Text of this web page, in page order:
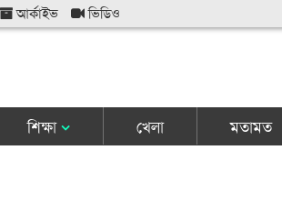
আর্কাইভ ভিডিও
শিক্ষা খেলা মতামত